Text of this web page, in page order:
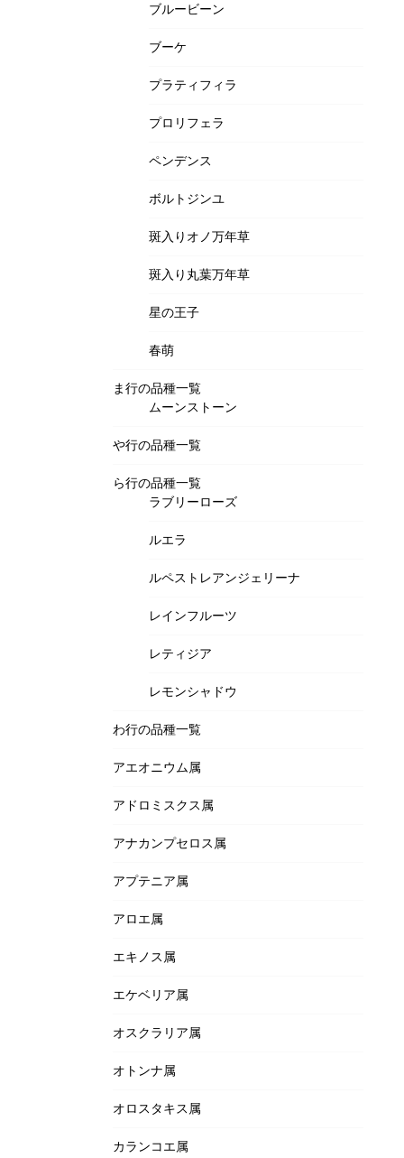
ブルービーン
ブーケ
プラティフィラ
プロリフェラ
ペンデンス
ボルトジンユ
斑入りオノ万年草
斑入り丸葉万年草
星の王子
春萌
ま行の品種一覧
ムーンストーン
や行の品種一覧
ら行の品種一覧
ラブリーローズ
ルエラ
ルペストレアンジェリーナ
レインフルーツ
レティジア
レモンシャドウ
わ行の品種一覧
アエオニウム属
アドロミスクス属
アナカンプセロス属
アプテニア属
アロエ属
エキノス属
エケベリア属
オスクラリア属
オトンナ属
オロスタキス属
カランコエ属